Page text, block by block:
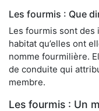
Les fourmis : Que
Les fourmis sont des
habitat qu’elles ont
nomme fourmilière.
de conduite qui
membre.
Les fourmis : Un